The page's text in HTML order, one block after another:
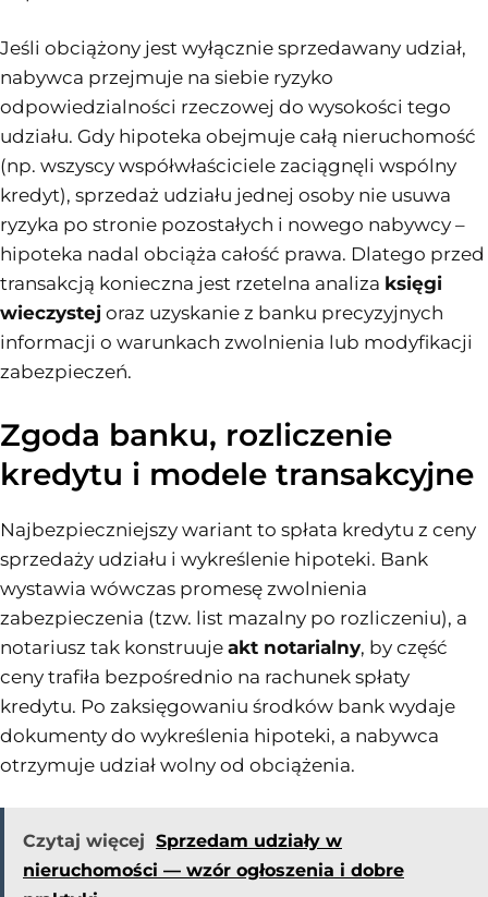
Jeśli obciążony jest wyłącznie sprzedawany udział,
nabywca przejmuje na siebie ryzyko
odpowiedzialności rzeczowej do wysokości tego
udziału. Gdy hipoteka obejmuje całą nieruchomość
(np. wszyscy współwłaściciele zaciągnęli wspólny
kredyt), sprzedaż udziału jednej osoby nie usuwa
ryzyka po stronie pozostałych i nowego nabywcy –
hipoteka nadal obciąża całość prawa. Dlatego przed
transakcją konieczna jest rzetelna analiza księgi
wieczystej oraz uzyskanie z banku precyzyjnych
informacji o warunkach zwolnienia lub modyfikacji
zabezpieczeń.
Zgoda banku, rozliczenie
kredytu i modele transakcyjne
Najbezpieczniejszy wariant to spłata kredytu z ceny
sprzedaży udziału i wykreślenie hipoteki. Bank
wystawia wówczas promesę zwolnienia
zabezpieczenia (tzw. list mazalny po rozliczeniu), a
notariusz tak konstruuje akt notarialny, by część
ceny trafiła bezpośrednio na rachunek spłaty
kredytu. Po zaksięgowaniu środków bank wydaje
dokumenty do wykreślenia hipoteki, a nabywca
otrzymuje udział wolny od obciążenia.
Czytaj więcej Sprzedam udziały w
nieruchomości — wzór ogłoszenia i dobre